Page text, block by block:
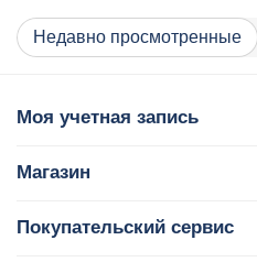
Недавно просмотренные
Моя учетная запись
Магазин
Покупательский сервис